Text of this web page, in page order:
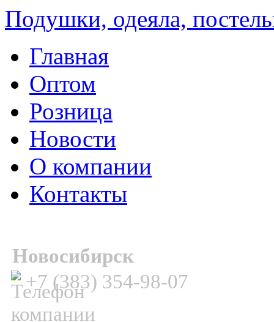
Подушки, одеяла,
Главная
Оптом
Розница
Новости
О компании
Контакты
Новосибирск
+7 (383) 354-98-07